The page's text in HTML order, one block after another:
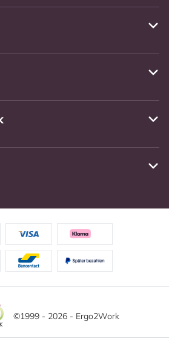
©1999 - 2026 - Ergo2Work